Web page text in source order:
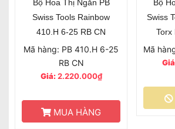
Bộ Hoa Thị Ngắn PB
Swiss Tools Rainbow
410.H 6-25 RB CN
Mã hàng: PB 410.H 6-25
RB CN
Giá:2.220.000₫
MUA HÀNG
Bộ
Swiss
Torx
Mã